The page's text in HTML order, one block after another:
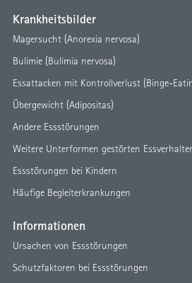
Krankheitsbilder
Magersucht (Anorexia nervosa)
Bulimie (Bulimia nervosa)
Essattacken mit Kontrollverlust (Binge-
Übergewicht (Adipositas)
Andere Essstörungen
Weitere Unterformen gestörten
Essstörungen bei Kindern
Häufige Begleiterkrankungen
Informationen
Ursachen von Essstörungen
Schutzfaktoren bei Essstörungen